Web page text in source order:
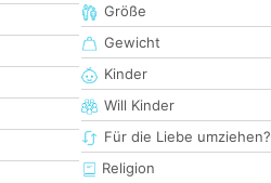
Größe
Gewicht
Kinder
Will Kinder
Für die Liebe umziehen?
Religion